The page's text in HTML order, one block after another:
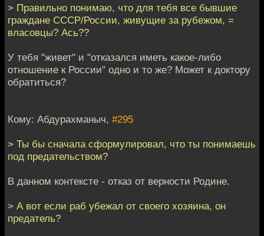
> Правильно понимаю, что для тебя все бывшие
граждане СССР/России, живущие за рубежом, =
власовцы? Ась??
У тебя "живет" и "отказался иметь какое-либо
отношение к России" одно и то же? Может к доктору
обратиться?
Кому: Абдурахманыч, #295
> Ты бы сначала сформулировал, что ты понимаешь
под предательством?
В данном контексте - отказ от верности Родине.
> А вот если раб убежал от своего хозяина, он
предатель?